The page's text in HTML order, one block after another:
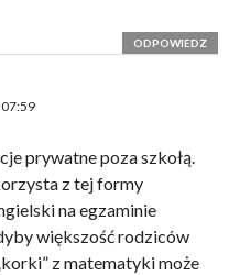
ODPOWIEDZ
prywatne poza szkołą.
z tej formy
na egzaminie
większość rodziców
z matematyki może